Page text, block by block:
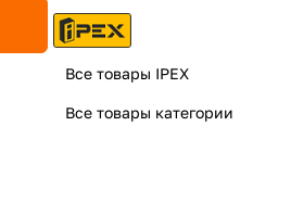
Все товары IPEX
Все товары категории